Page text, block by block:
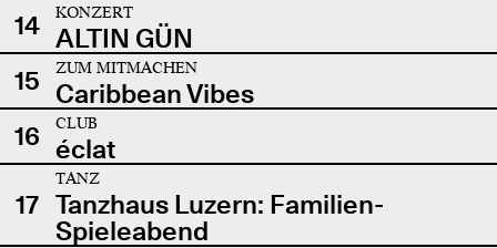
14
KONZERT
ALTIN GÜN
15
ZUM MITMACHEN
Caribbean Vibes
16
CLUB
éclat
17
TANZ
Tanzhaus Luzern: Familien-
Spieleabend